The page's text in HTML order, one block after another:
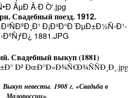
Свадебный поезд. 1912.
Свадебный выкуп (1881)
невесты. 1908 г. «Свадьба в
Малороссии».